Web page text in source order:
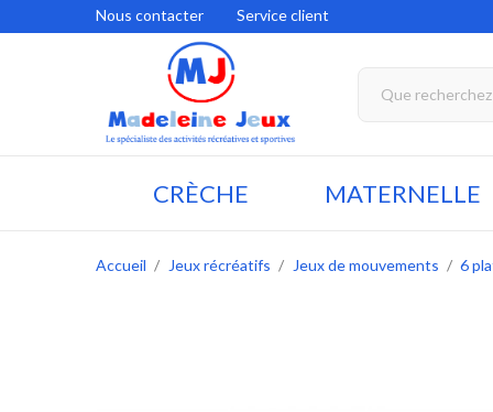
Nous contacter Service client
CRÈCHE MATERNELLE
Accueil Jeux récréatifs Jeux de mouvements 6